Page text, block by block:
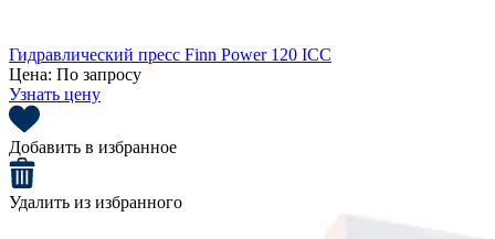
Гидравлический пресс Finn Power 120 ICC
Цена: По запросу
Узнать цену
Добавить в избранное
Удалить из избранного